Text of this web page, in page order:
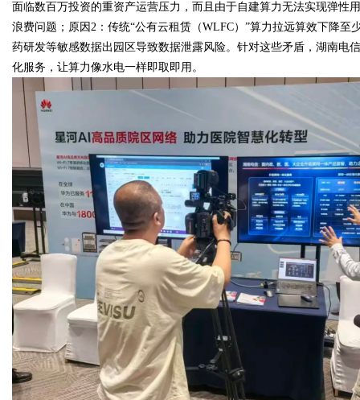
ar
面临数百万投资的重资产运营压力，而且由于自建算力无法实现弹性
浪费问题；原因2 ：传统“公有云租赁（WLFC）”算力拉远算效下降至
药研发等敏感数据出园区导致数据泄露风险。针对这些矛盾，湖南电
化服务，让算力像水电一样即取即用。